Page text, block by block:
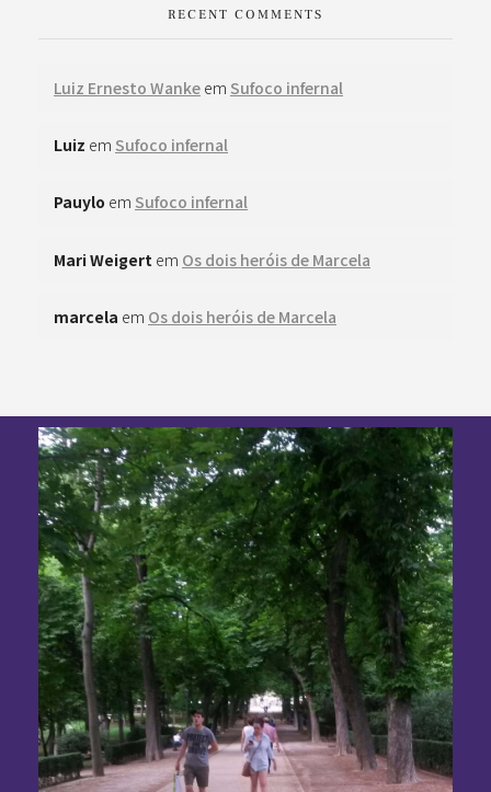
RECENT COMMENTS
Luiz Ernesto Wanke em Sufoco infernal
Luiz em Sufoco infernal
Pauylo em Sufoco infernal
Mari Weigert em Os dois heróis de Marcela
marcela em Os dois heróis de Marcela